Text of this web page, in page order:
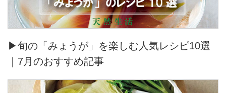
▶旬の「みょうが」を楽しむ人気レシピ10選
｜7月のおすすめ記事